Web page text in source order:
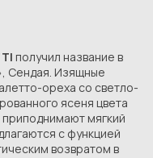
получил название в
Сендая. Изящные
ореха со светло-
ясеня цвета
мягкий
с функцией
возвратом в